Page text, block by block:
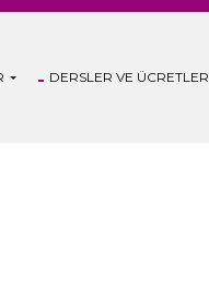
DERSLER VE ÜCRETLER